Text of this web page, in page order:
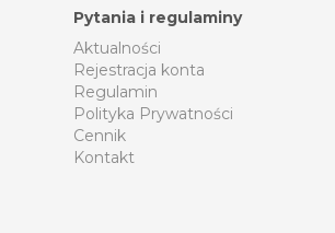
Pytania i regulaminy
Aktualności
Rejestracja konta
Regulamin
Polityka Prywatności
Cennik
Kontakt